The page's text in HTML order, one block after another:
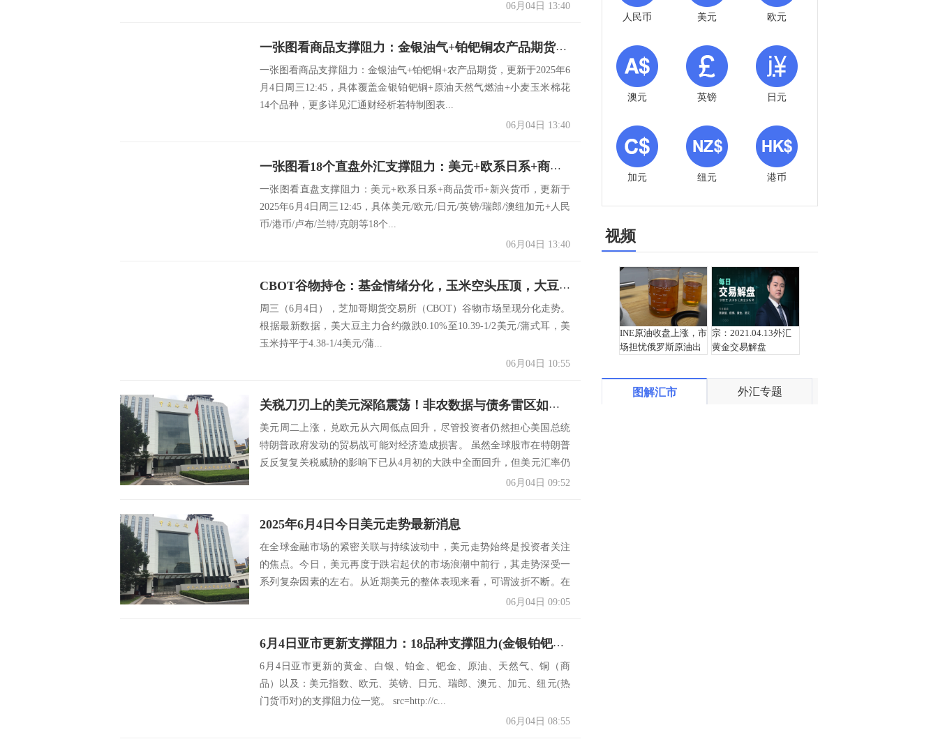
06月04日 13:40
一张图看商品支撑阻力：金银油气+铂钯铜农产品期货(2025年6月4日)
一张图看商品支撑阻力：金银油气+铂钯铜+农产品期货，更新于2025年6
月4日周三12:45，具体覆盖金银铂钯铜+原油天然气燃油+小麦玉米棉花
14个品种，更多详见汇通财经析若特制图表...
06月04日 13:40
一张图看18个直盘外汇支撑阻力：美元+欧系日系+商品货币+新兴货币(2025年6月4日)
一张图看直盘支撑阻力：美元+欧系日系+商品货币+新兴货币，更新于
2025年6月4日周三12:45，具体美元/欧元/日元/英镑/瑞郎/澳纽加元+人民
币/港币/卢布/兰特/克朗等18个...
06月04日 13:40
CBOT谷物持仓：基金情绪分化，玉米空头压顶，大豆反弹能持续吗？
周三（6月4日），芝加哥期货交易所（CBOT）谷物市场呈现分化走势。
根据最新数据，美大豆主力合约微跌0.10%至10.39-1/2美元/蒲式耳，美
玉米持平于4.38-1/4美元/蒲...
06月04日 10:55
关税刀刃上的美元深陷震荡！非农数据与债务雷区如何左右美元命运？
美元周二上涨，兑欧元从六周低点回升，尽管投资者仍然担心美国总统
特朗普政府发动的贸易战可能对经济造成损害。 虽然全球股市在特朗普
反反复复关税威胁的影响下已从4月初的大跌中全面回升，但美元汇率仍
06月04日 09:52
2025年6月4日今日美元走势最新消息
在全球金融市场的紧密关联与持续波动中，美元走势始终是投资者关注
的焦点。今日，美元再度于跌宕起伏的市场浪潮中前行，其走势深受一
系列复杂因素的左右。​ 从近期美元的整体表现来看，可谓波折不断。在
06月04日 09:05
6月4日亚市更新支撑阻力：18品种支撑阻力(金银铂钯原油天然气铜及十大货币对)
6月4日亚市更新的黄金、白银、铂金、钯金、原油、天然气、铜（商
品）以及：美元指数、欧元、英镑、日元、瑞郎、澳元、加元、纽元(热
门货币对)的支撑阻力位一览。 src=http://c...
06月04日 08:55
人民币 美元 欧元
澳元 英镑 日元
加元 纽元 港币
视频
INE原油收盘上涨，市
场担忧俄罗斯原油出
宗：2021.04.13外汇
黄金交易解盘
图解汇市 外汇专题